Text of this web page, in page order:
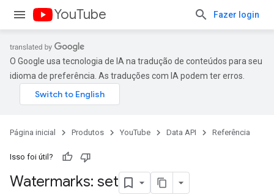
YouTube Fazer login
O Google usa tecnologia de IA na tradução de conteúdos para seu
idioma de preferência. As traduções com IA podem ter erros.
Página inicial Produtos YouTube Data API Referência
Isso foi útil?
Watermarks: set